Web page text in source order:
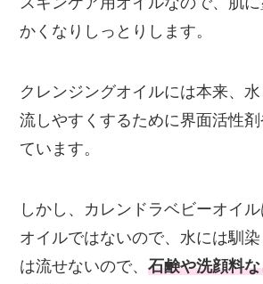
かくなりしっとりします。
クレンジングオイルには本来、水
流しやすくするために界面活性
ています。
しかし、カレンドラベビーオイ
オイルではないので、水には馴
は流せないので、石鹸や洗顔料